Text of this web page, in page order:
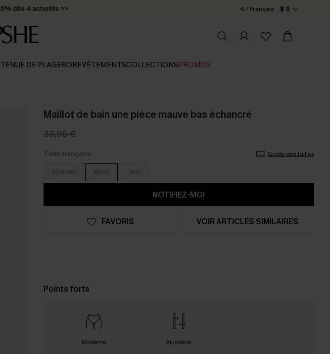
dès 4 achetés >> € / Français
TENUE DE PLAGEROBEVÊTEMENTSCOLLECTIONSPROMOS
Maillot de bain une pièce mauve bas échancré
33,90 €
Taille française Guide des tailles
S(38/40) M(42) L(44)
NOTIFIEZ-MOI
FAVORIS VOIR ARTICLES SIMILAIRES
Points forts
Moderne Ajustable